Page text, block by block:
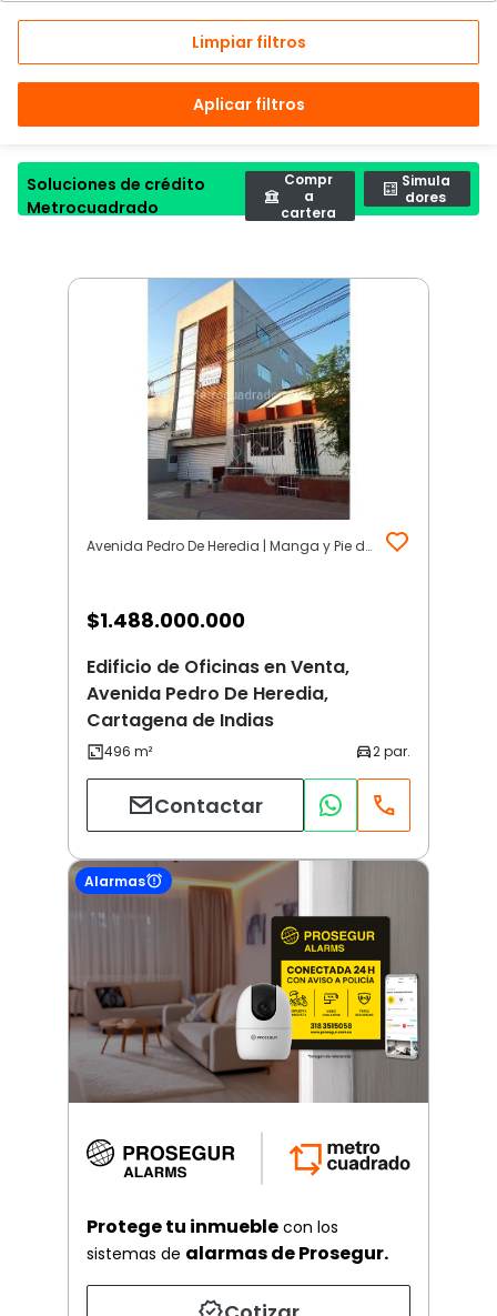
Limpiar filtros
Aplicar filtros
Soluciones de crédito
Metrocuadrado
Compr
a
cartera
Simula
dores
Avenida Pedro De Heredia | Manga y Pie de la Popa | Cartagena de Indias
$1.488.000.000
Edificio de Oficinas en Venta,
Avenida Pedro De Heredia,
Cartagena de Indias
Contactar
Alarmas
Protege tu inmueble con los
sistemas de alarmas de Prosegur.